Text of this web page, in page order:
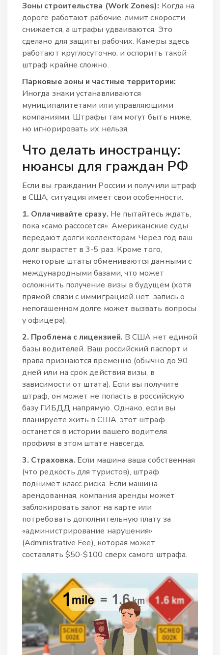
Зоны строительства (Work Zones): Когда на
дороге работают рабочие, лимит скорости
снижается, а штрафы удваиваются. Это
сделано для защиты рабочих. Камеры здесь
работают круглосуточно, и оспорить такой
штраф крайне сложно.
Парковые зоны и частные территории:
Иногда знаки устанавливаются
муниципалитетами или управляющими
компаниями. Штрафы там могут быть ниже,
но игнорировать их нельзя.
Что делать иностранцу:
нюансы для граждан РФ
Если вы гражданин России и получили штраф
в США, ситуация имеет свои особенности.
1. Оплачивайте сразу. Не пытайтесь ждать,
пока «само рассосется». Американские суды
передают долги коллекторам. Через год ваш
долг вырастет в 3-5 раз. Кроме того,
некоторые штаты обмениваются данными с
международными базами, что может
осложнить получение визы в будущем (хотя
прямой связи с иммиграцией нет, запись о
непогашенном долге может вызвать вопросы
у офицера).
2. Проблема с лицензией. В США нет единой
базы водителей. Ваш российский паспорт и
права признаются временно (обычно до 90
дней или на срок действия визы, в
зависимости от штата). Если вы получите
штраф, он может не попасть в российскую
базу ГИБДД напрямую. Однако, если вы
планируете жить в США, этот штраф
останется в истории вашего водителя
профиля в этом штате навсегда.
3. Страховка. Если машина ваша собственная
(что редкость для туристов), штраф
поднимет класс риска. Если машина
арендованная, компания аренды может
заблокировать залог на карте или
потребовать дополнительную плату за
«администрирование нарушения»
(Administrative Fee), которая может
составлять $50-$100 сверх самого штрафа.